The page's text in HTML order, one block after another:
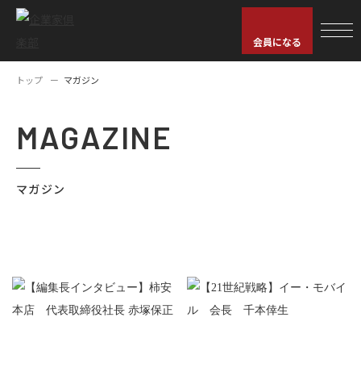
会員になる
トップ マガジン
MAGAZINE
マガジン